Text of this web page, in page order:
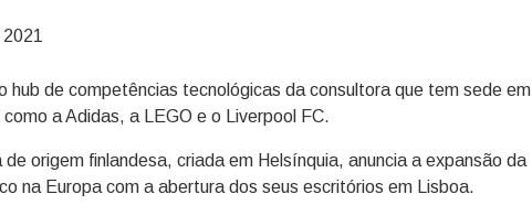
hub de competências tecnológicas da consultora que tem sede em
a Adidas, a LEGO e o Liverpool FC.
origem finlandesa, criada em Helsínquia, anuncia a expansão da
na Europa com a abertura dos seus escritórios em Lisboa.